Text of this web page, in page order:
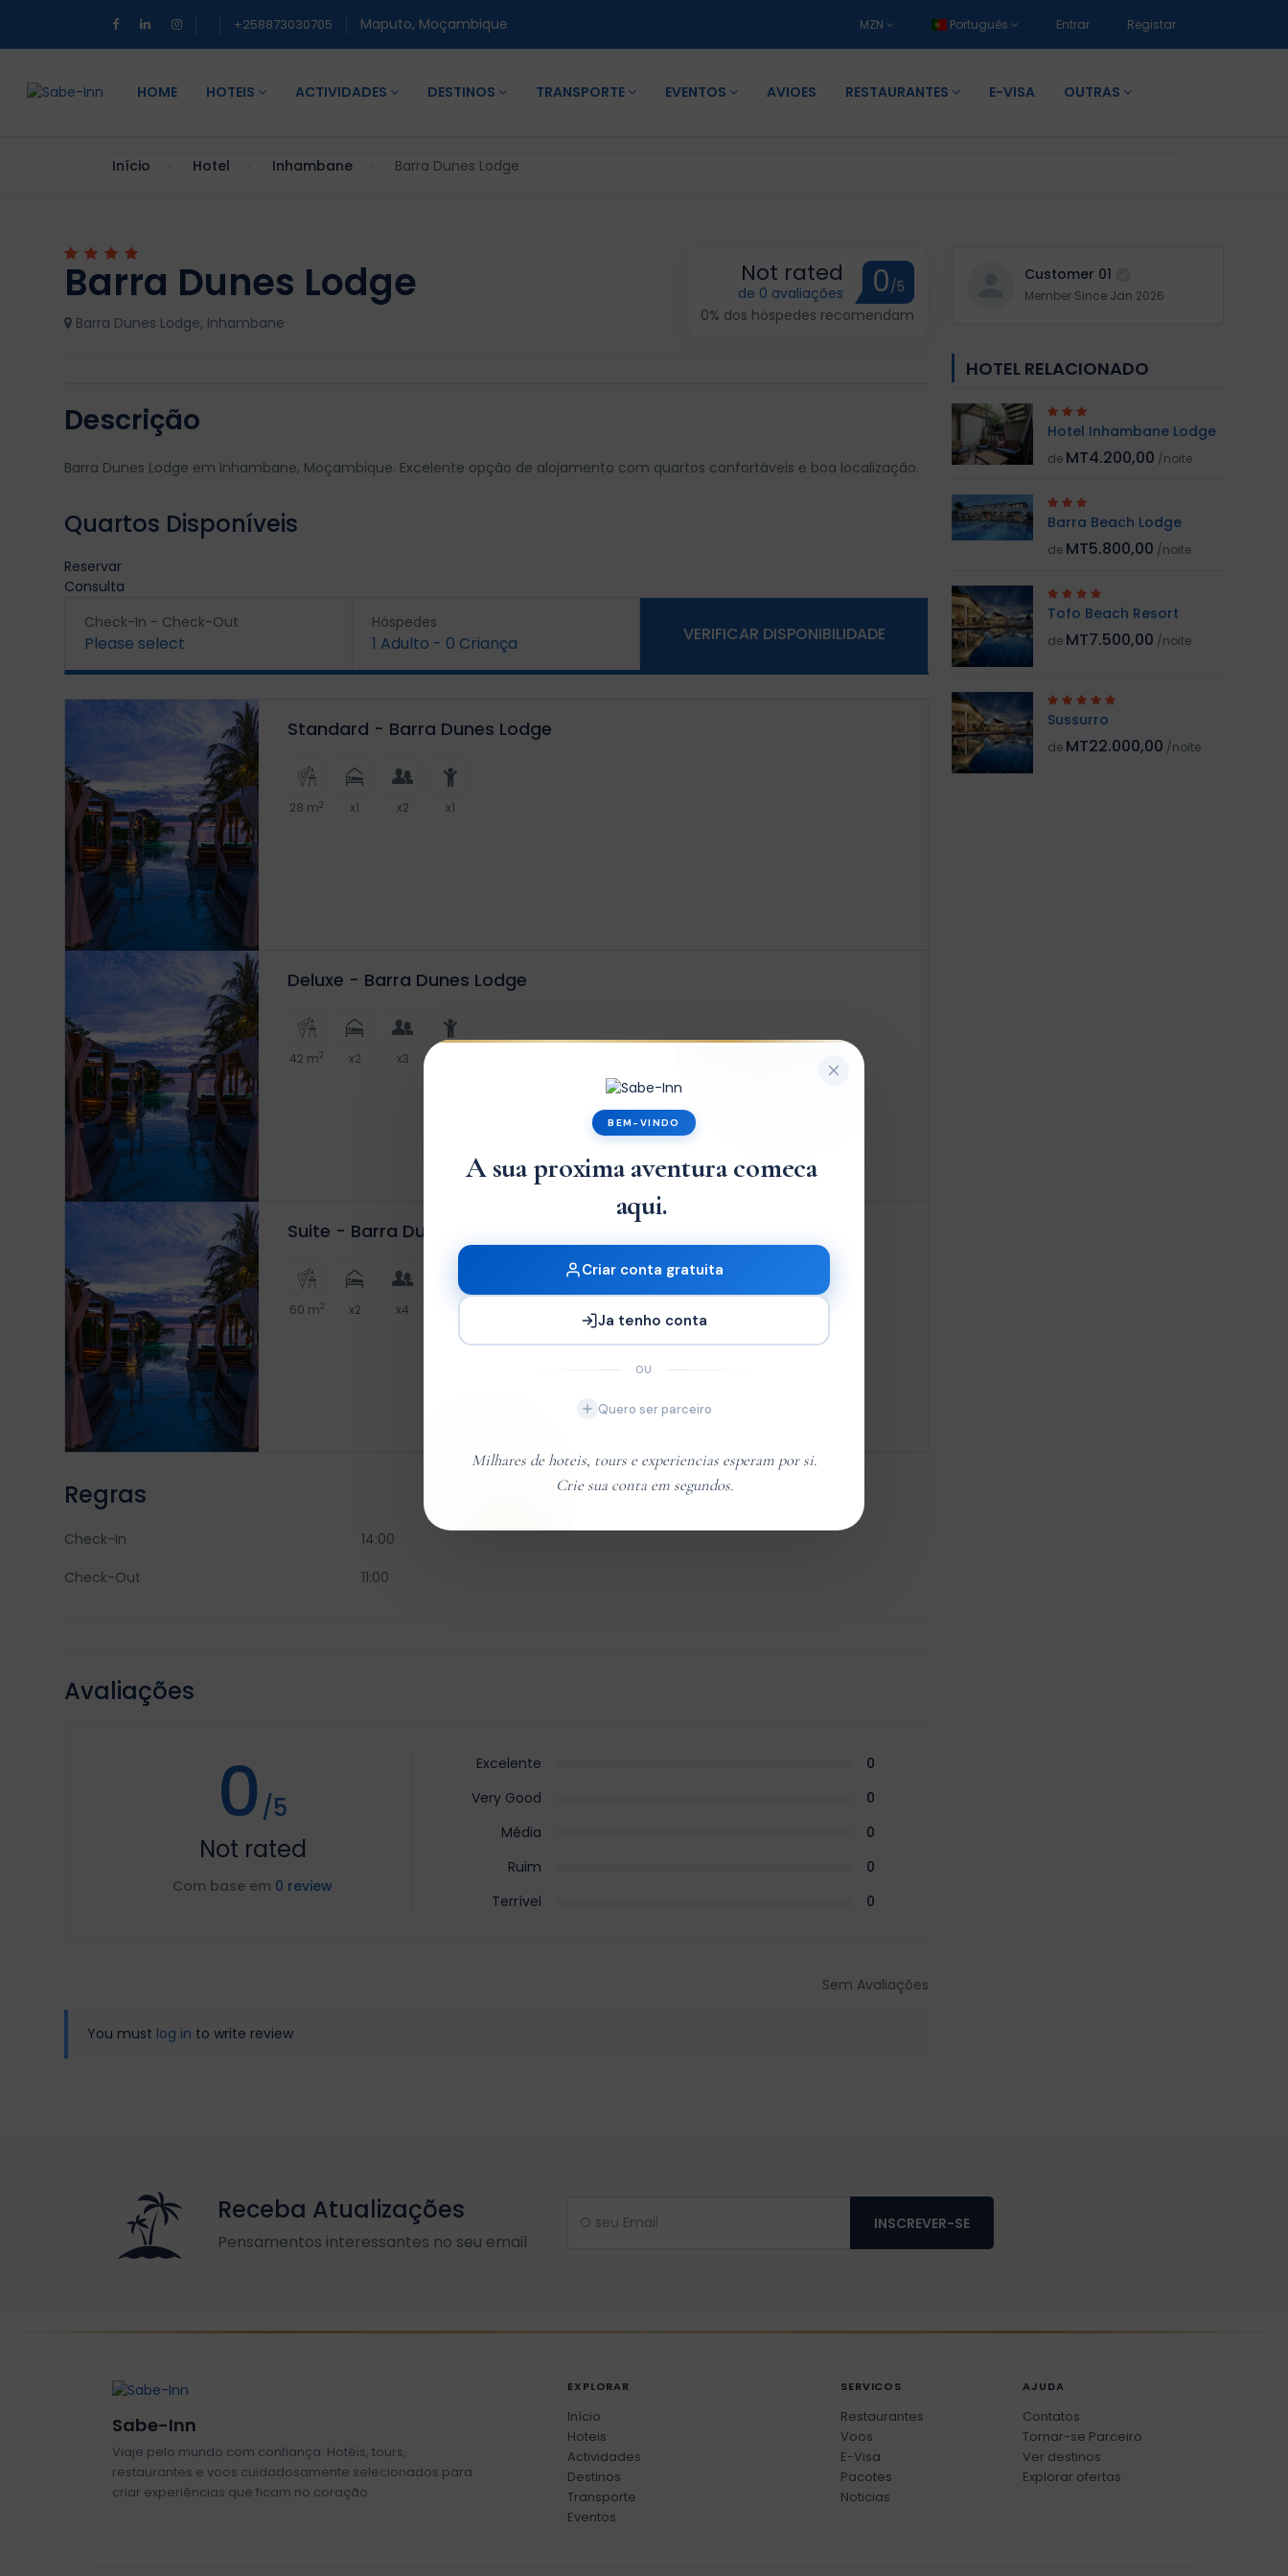
+258873030705 Maputo, Moçambique MZN Português Entrar Registar
HOME HOTEIS ACTIVIDADES DESTINOS TRANSPORTE EVENTOS AVIOES RESTAURANTES E-VISA OUTRAS
Início Hotel Inhambane Barra Dunes Lodge
Barra Dunes Lodge
Barra Dunes Lodge, Inhambane
Not rated
de 0 avaliações 0/5
0% dos hóspedes recomendam
Descrição
Barra Dunes Lodge em Inhambane, Moçambique. Excelente opção de alojamento com quartos confortáveis e boa localização.
Quartos Disponíveis
Reservar
Consulta
Check-In - Check-Out
Please select
Hóspedes
1 Adulto - 0 Criança VERIFICAR DISPONIBILIDADE
Standard - Barra Dunes Lodge
28 m2 x1 x2 x1
Deluxe - Barra Dunes Lodge
42 m2 x2 x3
Suite - Barra Dunes Lodge
60 m2 x2 x4
Regras
Check-In
14:00
Check-Out
11:00
Avaliações
0/5
Not rated
Com base em 0 review
Excelente
0
Very Good
0
Média
0
Ruim
0
Terrível
0
Sem Avaliações
You must log in to write review
Customer 01
Member Since Jan 2026
HOTEL RELACIONADO
Hotel Inhambane Lodge
de MT4.200,00 /noite
Barra Beach Lodge
de MT5.800,00 /noite
Tofo Beach Resort
de MT7.500,00 /noite
Sussurro
de MT22.000,00 /noite
Receba Atualizações
Pensamentos interessantes no seu email
INSCREVER-SE
Sabe-Inn
Viaje pelo mundo com confiança. Hotéis, tours,
restaurantes e voos cuidadosamente selecionados para
criar experiências que ficam no coração.
EXPLORAR
Início
Hoteis
Actividades
Destinos
Transporte
Eventos
SERVICOS
Restaurantes
Voos
E-Visa
Pacotes
Noticias
AJUDA
Contatos
Tornar-se Parceiro
Ver destinos
Explorar ofertas
BEM-VINDO
A sua proxima aventura comeca
aqui.
Criar conta gratuita
Ja tenho conta
OU
Quero ser parceiro
Milhares de hoteis, tours e experiencias esperam por si.
Crie sua conta em segundos.